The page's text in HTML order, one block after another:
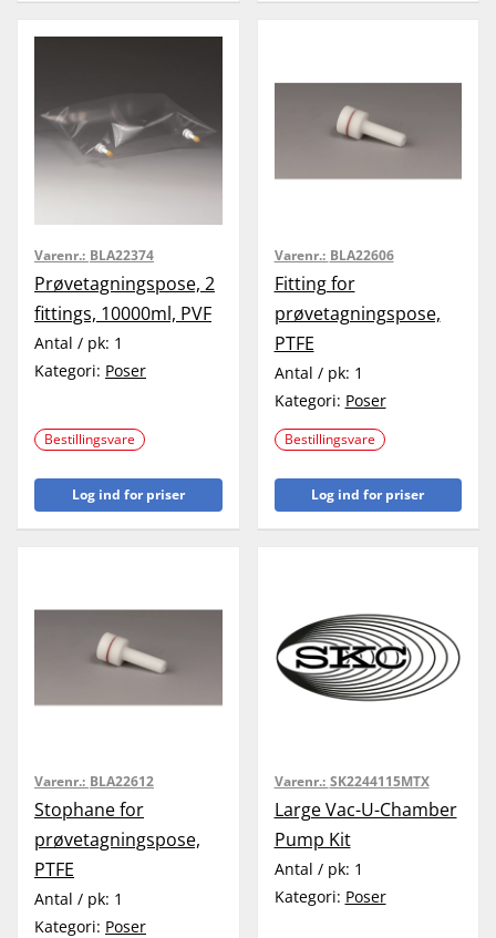
Varenr.: BLA22374
Prøvetagningspose, 2
fittings, 10000ml, PVF
Antal / pk: 1
Kategori: Poser
Bestillingsvare
Log ind for priser
Varenr.: BLA22606
Fitting for
prøvetagningspose,
PTFE
Antal / pk: 1
Kategori: Poser
Bestillingsvare
Log ind for priser
Varenr.: BLA22612
Stophane for
prøvetagningspose,
PTFE
Antal / pk: 1
Kategori: Poser
Varenr.: SK2244115MTX
Large Vac-U-Chamber
Pump Kit
Antal / pk: 1
Kategori: Poser